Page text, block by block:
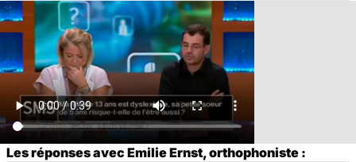
Les réponses avec Emilie Ernst, orthophoniste :